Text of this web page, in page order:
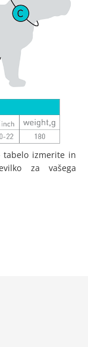
tabelo izmerite in
za vašega